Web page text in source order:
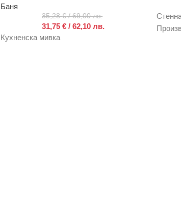
Баня
35,28€/ 69,00 лв.
31,75€ / 62,10 лв.
Кухненска мивка